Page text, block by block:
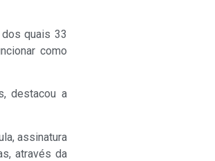
quais 33
como
destacou a
assinatura
através da